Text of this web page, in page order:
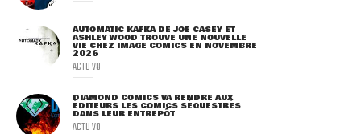
AUTOMATIC KAFKA DE JOE CASEY ET
ASHLEY WOOD TROUVE UNE NOUVELLE
VIE CHEZ IMAGE COMICS EN NOVEMBRE
2026
ACTU VO
DIAMOND COMICS VA RENDRE AUX
ÉDITEURS LES COMICS SÉQUESTRÉS
DANS LEUR ENTREPÔT
ACTU VO